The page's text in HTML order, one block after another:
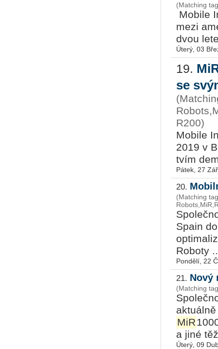
(Matching
Mo­bi­le
mezi
dvou
Úterý, 03
19.
se
R200)
Mo­bi­le
2019 v
tvím
Pátek, 27
20.
(Matching
Spain
Roboty
Pondělí, 22
21. Nový
(Matching
MiR
a jiné
Úterý, 09